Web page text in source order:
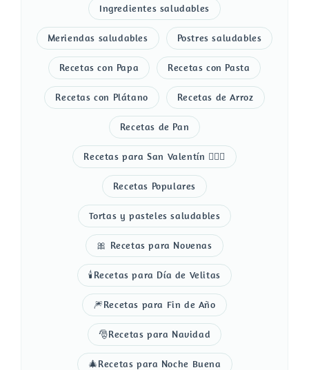
Ingredientes saludables
Meriendas saludables Postres saludables
Recetas con Papa Recetas con Pasta
Recetas con Plátano Recetas de Arroz
Recetas de Pan
Recetas para San Valentín 👩‍❤️‍👨
Recetas Populares
Tortas y pasteles saludables
🎀 Recetas para Novenas
🕯️Recetas para Día de Velitas
🎆Recetas para Fin de Año
🎅Recetas para Navidad
🎄Recetas para Noche Buena